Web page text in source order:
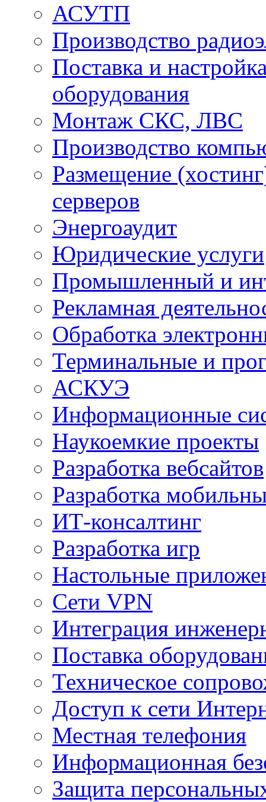
АСУТП
Производство
Поставка и
оборудования
Монтаж СКС, ЛВС
Производство
Размещение
серверов
Энергоаудит
Юридические услуги
Промышленный и
Рекламная
Обработка
Терминальные и
АСКУЭ
Информационные
Наукоемкие проекты
Разработка вебсайтов
Разработка
ИТ-консалтинг
Разработка игр
Настольные
Сети VPN
Интеграция
Поставка
Техническое
Доступ к сети
Местная телефония
Информационная
Защита